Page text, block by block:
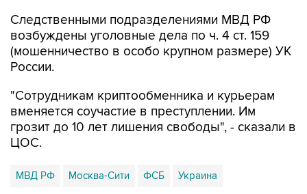
(мошенничество в особо крупном размере) УК
России.
"Сотрудникам криптообменника и курьерам
грозит до 10 лет лишения свободы", - сказали в
ЦОС.
МВД РФ